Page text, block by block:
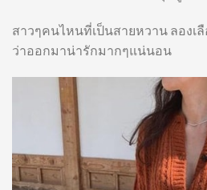
สาวๆคนไหนที่เป็นสายหวาน ลองเ
ว่าออกมาน่ารักมากๆแน่นอน